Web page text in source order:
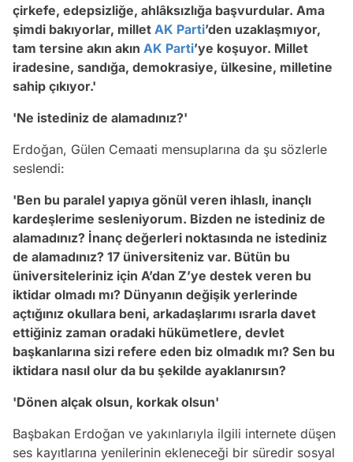
çirkefe, edepsizliğe, ahlâksızlığa başvurdular. Ama
şimdi bakıyorlar, millet AK Parti’den uzaklaşmıyor,
tam tersine akın akın AK Parti’ye koşuyor. Millet
iradesine, sandığa, demokrasiye, ülkesine, milletine
sahip çıkıyor.'
'Ne istediniz de alamadınız?'
Erdoğan, Gülen Cemaati mensuplarına da şu sözlerle
seslendi:
'Ben bu paralel yapıya gönül veren ihlaslı, inançlı
kardeşlerime sesleniyorum. Bizden ne istediniz de
alamadınız? İnanç değerleri noktasında ne istediniz
de alamadınız? 17 üniversiteniz var. Bütün bu
üniversiteleriniz için A’dan Z’ye destek veren bu
iktidar olmadı mı? Dünyanın değişik yerlerinde
açtığınız okullara beni, arkadaşlarımı ısrarla davet
ettiğiniz zaman oradaki hükümetlere, devlet
başkanlarına sizi refere eden biz olmadık mı? Sen bu
iktidara nasıl olur da bu şekilde ayaklanırsın?
'Dönen alçak olsun, korkak olsun'
Başbakan Erdoğan ve yakınlarıyla ilgili internete düşen
ses kayıtlarına yenilerinin ekleneceği bir süredir sosyal